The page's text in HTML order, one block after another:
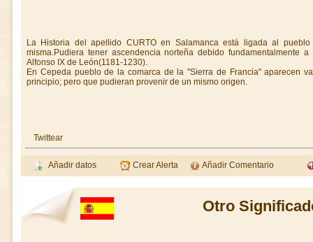
La Historia del apellido CURTO en Salamanca está ligada al
misma.Pudiera tener ascendencia norteña debido fundamentalmente
Alfonso IX de León(1181-1230).
En Cepeda pueblo de la comarca de la "Sierra de Francia" aparecen
principio; pero que pudieran provenir de un mismo origen.
Twittear
Añadir datos Crear Alerta Añadir Comentario
Otro